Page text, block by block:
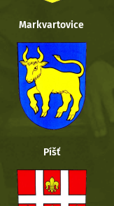
Markvartovice
Píšť